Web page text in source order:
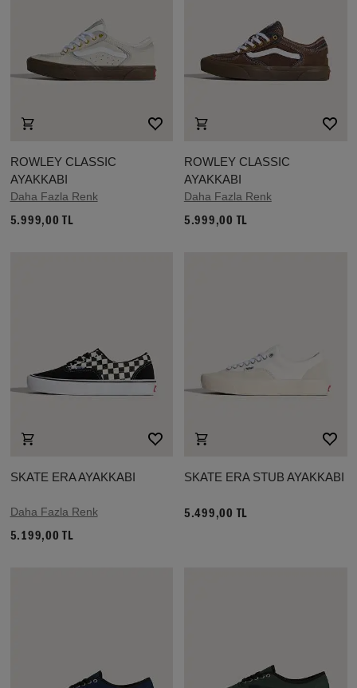
ROWLEY CLASSIC
AYAKKABI
Daha Fazla Renk
5.999,00 TL
ROWLEY CLASSIC
AYAKKABI
Daha Fazla Renk
5.999,00 TL
SKATE ERA AYAKKABI
Daha Fazla Renk
5.199,00 TL
SKATE ERA STUB AYAKKABI
5.499,00 TL